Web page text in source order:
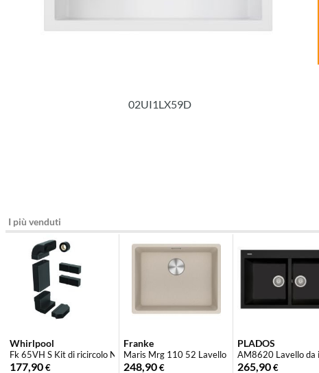
02UI1LX59D
I più venduti
Whirlpool
Fk 65VH S Kit di ricircolo Nero
177,90€
Franke
Maris Mrg 110 52 Lavello incasso Fragranito ...
248,90€
PLADOS
AM8620 Lavello da
265,90€